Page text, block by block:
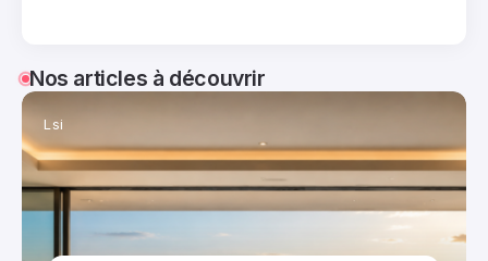
Nos articles à découvrir
Lsi